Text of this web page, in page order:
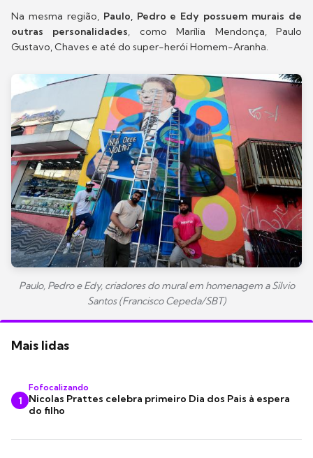
Na mesma região,Paulo, Pedro e Edy possuem murais de
outras personalidades, como Marília Mendonça, Paulo
Gustavo, Chaves e até do super-herói Homem-Aranha.
Paulo, Pedro e Edy, criadores do mural em homenagem a Silvio
Santos (Francisco Cepeda/SBT)
Mais lidas
1
Fofocalizando
Nicolas Prattes celebra primeiro Dia dos Pais à espera
do filho